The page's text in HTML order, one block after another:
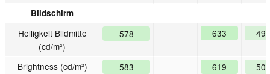
Bildschirm
Helligkeit Bildmitte
(cd/m²)
578 633 499
Brightness (cd/m²) 583 619
505